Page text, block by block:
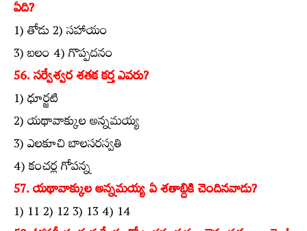
ఏది?
1) తోడు 2) సహాయం
3) బలం 4) గొప్పదనం
56. సర్వేశ్వర శతక కర్త ఎవరు?
1) ధూర్జటి
2) యథావాక్కుల అన్నమయ్య
3) ఎలకూచి బాలసరస్వతి
4) కంచర్ల గోపన్న
57. యథావాక్కుల అన్నమయ్య ఏ శతాబ్దికి చెందినవాడు?
1) 11 2) 12 3) 13 4) 14